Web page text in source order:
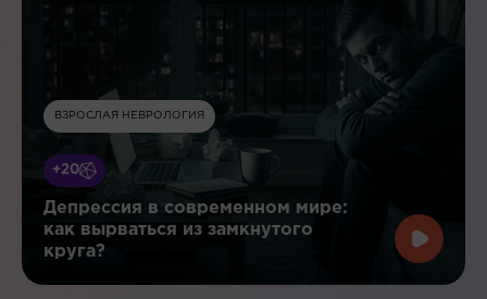
ВЗРОСЛАЯ НЕВРОЛОГИЯ
+20
Депрессия в современном мире:
как вырваться из замкнутого
круга?